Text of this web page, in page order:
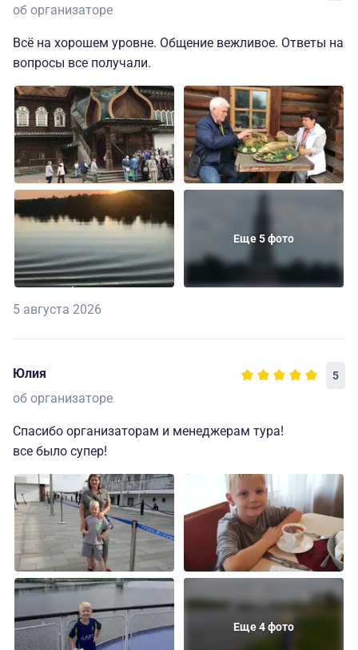
об организаторе
Всё на хорошем уровне. Общение вежливое. Ответы на
вопросы все получали.
Еще 5 фото
5 августа 2026
Юлия 5
об организаторе
Спасибо организаторам и менеджерам тура!
все было супер!
Еще 4 фото